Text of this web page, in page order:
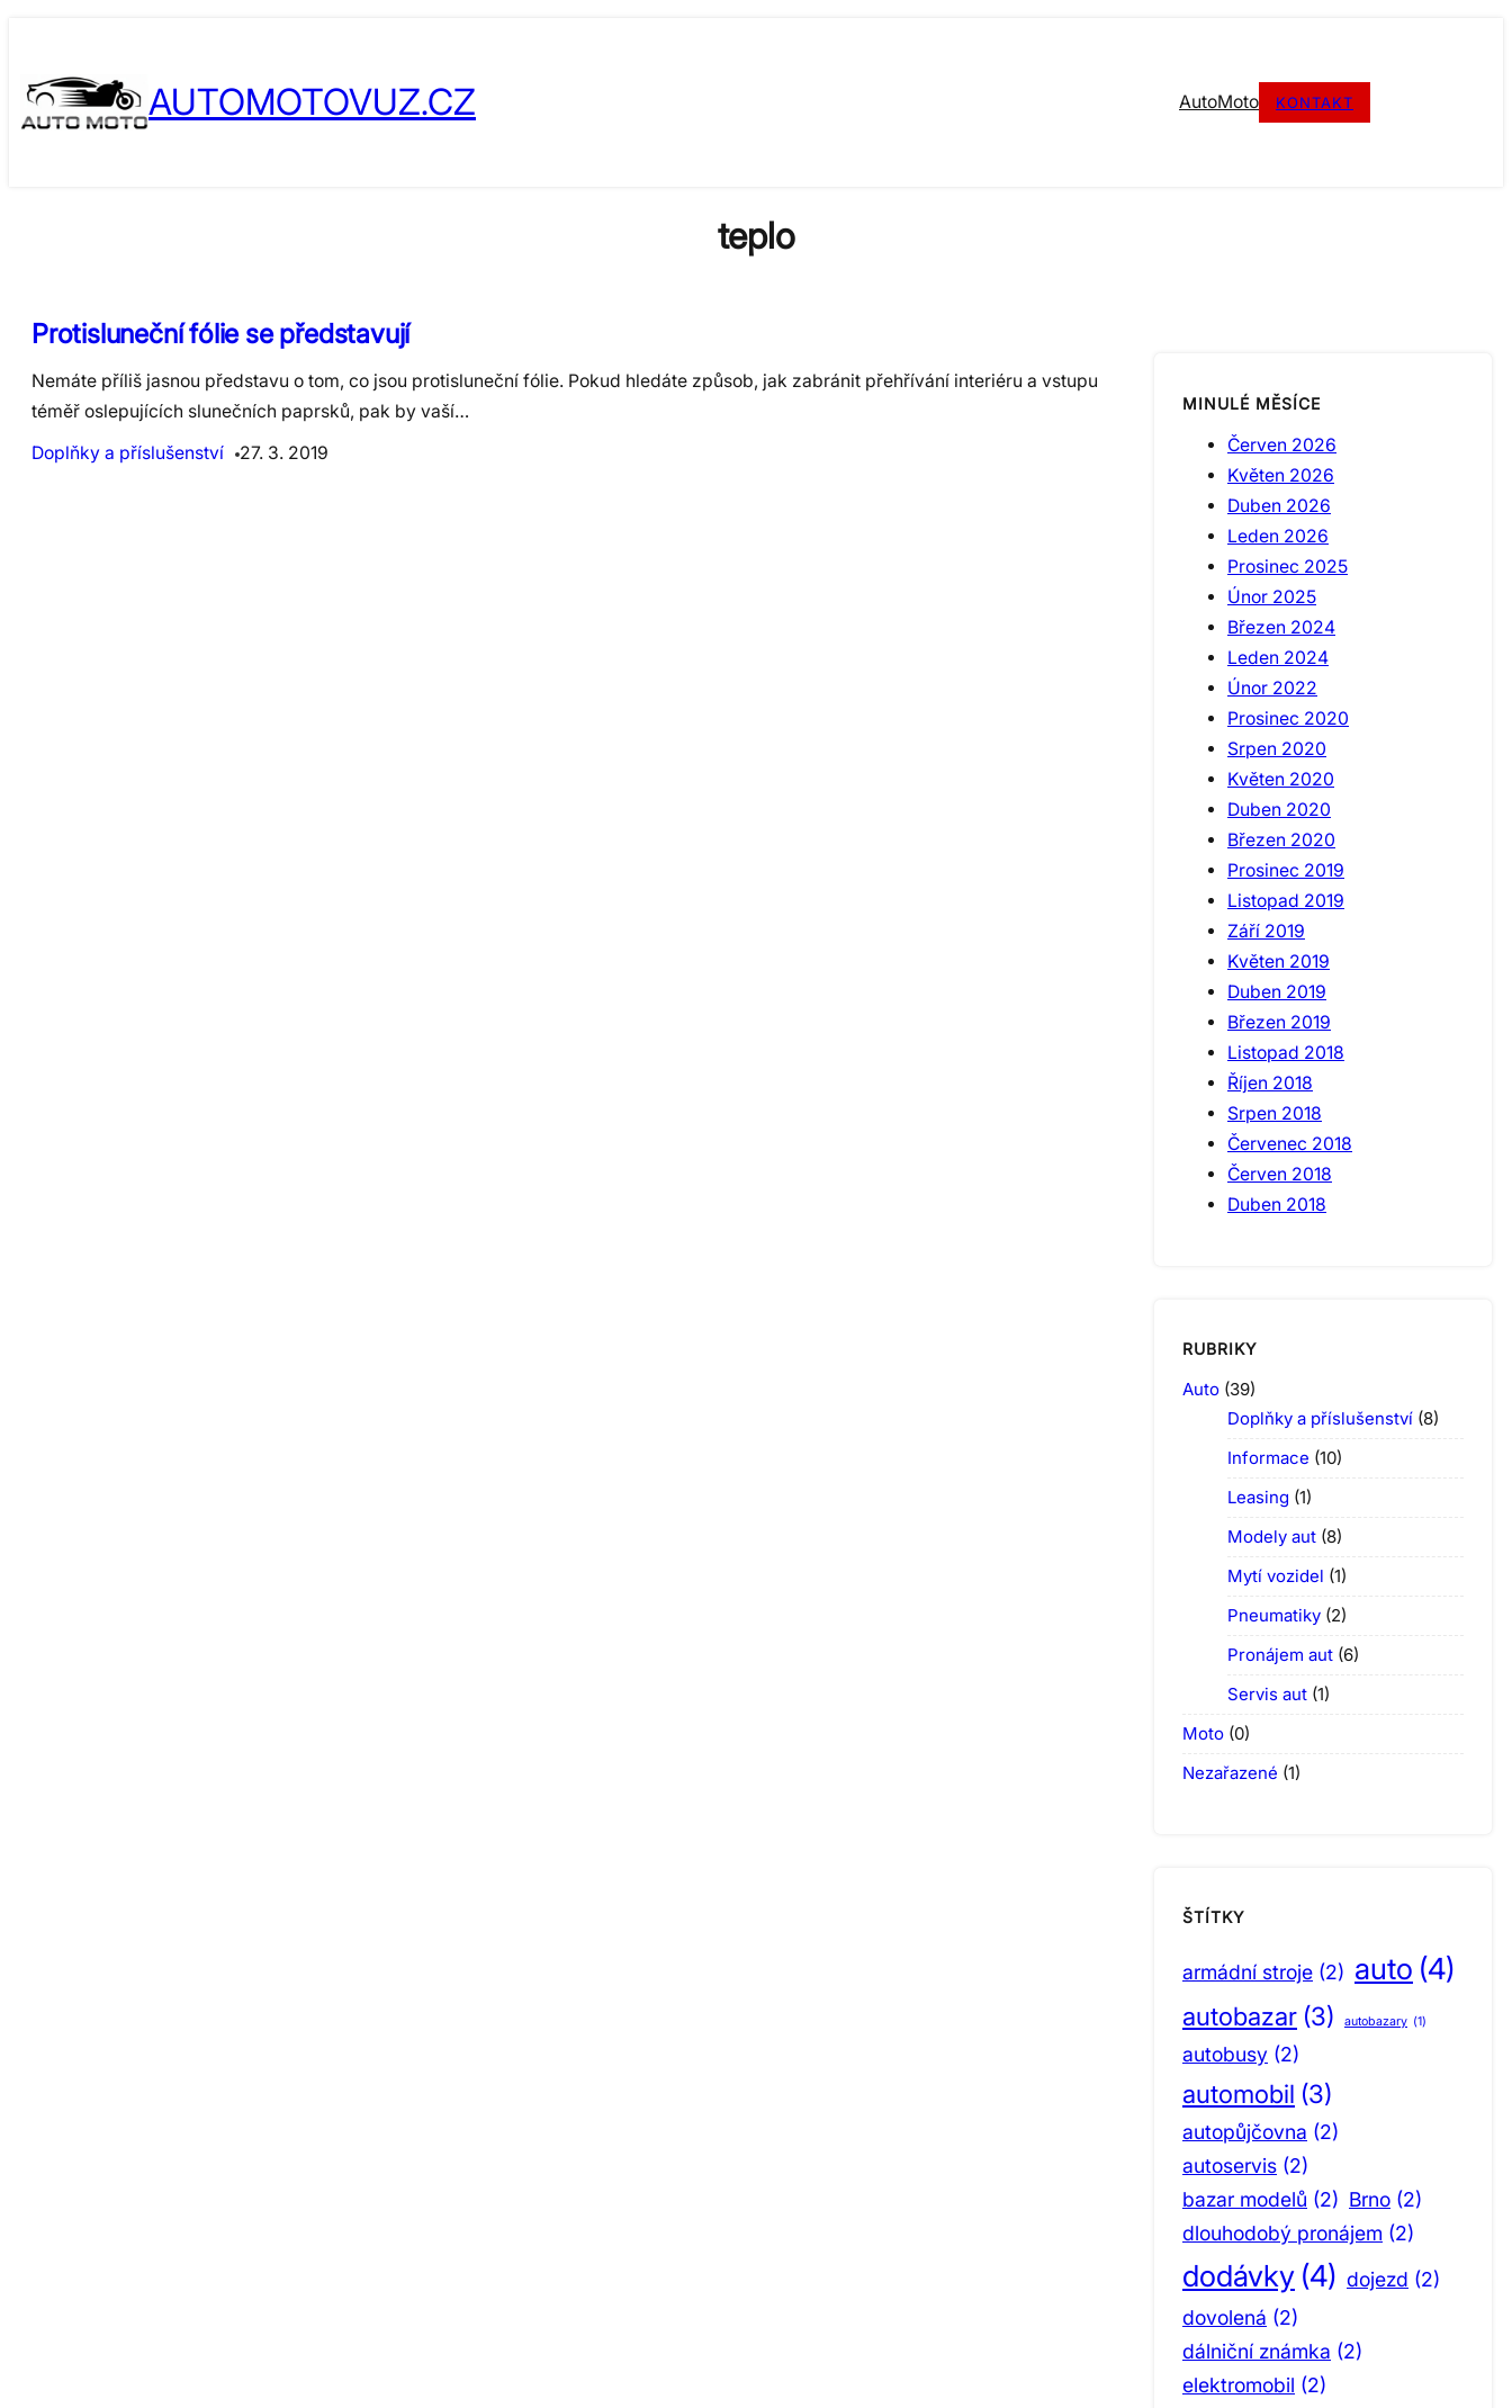
content
AUTOMOTOVUZ.CZ AutoMoto KONTAKT
teplo
Protisluneční fólie se představují
Nemáte příliš jasnou představu o tom, co jsou protisluneční fólie. Pokud hledáte způsob, jak zabránit přehřívání interiéru a vstupu
téměř oslepujících slunečních paprsků, pak by vaší…
Doplňky a příslušenství
27. 3. 2019
MINULÉ MĚSÍCE
Červen 2026
Květen 2026
Duben 2026
Leden 2026
Prosinec 2025
Únor 2025
Březen 2024
Leden 2024
Únor 2022
Prosinec 2020
Srpen 2020
Květen 2020
Duben 2020
Březen 2020
Prosinec 2019
Listopad 2019
Září 2019
Květen 2019
Duben 2019
Březen 2019
Listopad 2018
Říjen 2018
Srpen 2018
Červenec 2018
Červen 2018
Duben 2018
RUBRIKY
Auto (39)
Doplňky a příslušenství (8)
Informace (10)
Leasing (1)
Modely aut (8)
Mytí vozidel (1)
Pneumatiky (2)
Pronájem aut (6)
Servis aut (1)
Moto (0)
Nezařazené (1)
ŠTÍTKY
armádní stroje (2) auto (4)
autobazar (3) autobazary (1)
autobusy (2)
automobil (3)
autopůjčovna (2)
autoservis (2)
bazar modelů (2) Brno (2)
dlouhodobý pronájem (2)
dodávky (4) dojezd (2)
dovolená (2)
dálniční známka (2)
elektromobil (2)